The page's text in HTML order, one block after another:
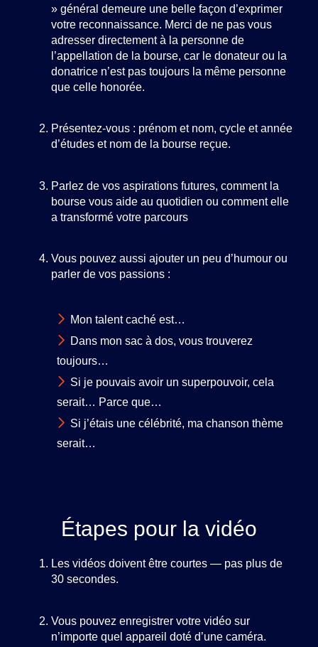
» général demeure une belle façon d’exprimer
votre reconnaissance. Merci de ne pas vous
adresser directement à la personne de
l’appellation de la bourse, car le donateur ou la
donatrice n’est pas toujours la même personne
que celle honorée.
Présentez-vous : prénom et nom, cycle et année
d’études et nom de la bourse reçue.
Parlez de vos aspirations futures, comment la
bourse vous aide au quotidien ou comment elle
a transformé votre parcours
Vous pouvez aussi ajouter un peu d’humour ou
parler de vos passions :
Mon talent caché est…
Dans mon sac à dos, vous trouverez
toujours…
Si je pouvais avoir un superpouvoir, cela
serait… Parce que…
Si j’étais une célébrité, ma chanson thème
serait…
Étapes pour la vidéo
Les vidéos doivent être courtes — pas plus de
30 secondes.
Vous pouvez enregistrer votre vidéo sur
n’importe quel appareil doté d’une caméra.